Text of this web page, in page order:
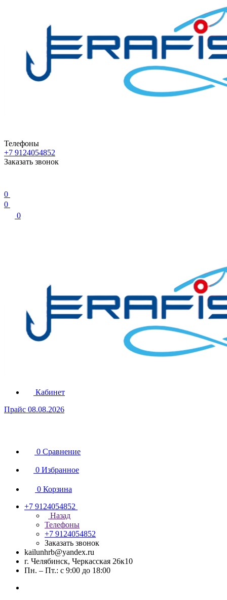
Телефоны
+7 9124054852
Заказать звонок
0
0
0
Кабинет
Прайс 08.08.2026
0 Сравнение
0 Избранное
0 Корзина
+7 9124054852
Назад
Телефоны
+7 9124054852
Заказать звонок
kailunhrb@yandex.ru
г. Челябинск, Черкасская 26к10
Пн. – Пт.: с 9:00 до 18:00